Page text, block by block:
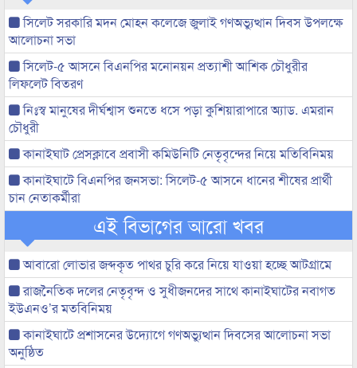
সিলেট সরকারি মদন মোহন কলেজে জুলাই গণঅভ্যুত্থান দিবস উপলক্ষে
আলোচনা সভা
সিলেট-৫ আসনে বিএনপির মনোনয়ন প্রত্যাশী আশিক চৌধুরীর
লিফলেট বিতরণ
নিঃস্ব মানুষের দীর্ঘশ্বাস শুনতে ধসে পড়া কুশিয়ারাপারে অ্যাড. এমরান
চৌধুরী
কানাইঘাট প্রেসক্লাবে প্রবাসী কমিউনিটি নেতৃবৃন্দের নিয়ে মতিবিনিময়
কানাইঘাটে বিএনপির জনসভা: সিলেট-৫ আসনে ধানের শীষের প্রার্থী
চান নেতাকর্মীরা
এই বিভাগের আরো খবর
আবারো লোভার জব্দকৃত পাথর চুরি করে নিয়ে যাওয়া হচ্ছে আটগ্রামে
রাজনৈতিক দলের নেতৃবৃন্দ ও সুধীজনদের সাথে কানাইঘাটের নবাগত
ইউএনও’র মতবিনিময়
কানাইঘাটে প্রশাসনের উদ্যোগে গণঅভ্যুত্থান দিবসের আলোচনা সভা
অনুষ্ঠিত